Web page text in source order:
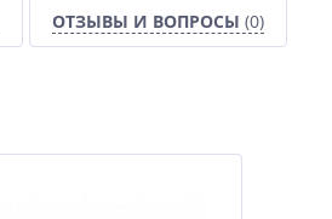
ОТЗЫВЫ И ВОПРОСЫ (0)